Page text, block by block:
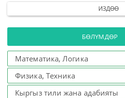
ИЗДӨӨ
БӨЛҮМДӨР
Математика, Логика
Физика, Техника
Кыргыз тили жана адабияты